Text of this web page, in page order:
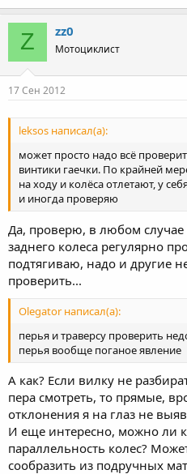
Z zz0
Мотоциклист
17 Сен 2012
leksos написал(а):
может просто надо всё
винтики гаечки. По крайней
на ходу и колёса отлетают, у
и иногда проверяю
Да, проверю, в любом случае
заднего колеса регулярно
подтягиваю, надо и другие
проверить...
Olegator написал(а):
перья и траверсу проверить
перья вообще поганое явление
А как? Если вилку не
пера смотреть, то прямые,
отклонения я на глаз не
И еще интересно, можно ли
параллельность колес?
сообразить из подручных